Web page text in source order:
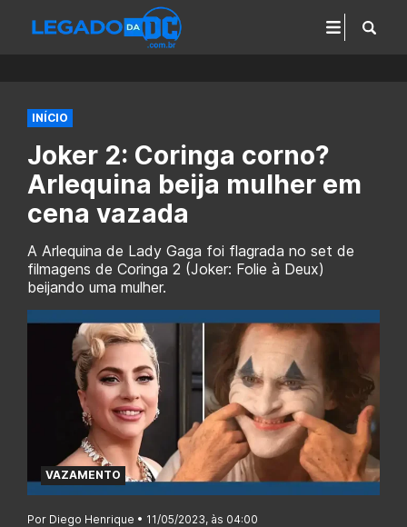
INÍCIO
Joker 2: Coringa corno?
Arlequina beija mulher em
cena vazada
A Arlequina de Lady Gaga foi flagrada no set de
filmagens de Coringa 2 (Joker: Folie à Deux)
beijando uma mulher.
VAZAMENTO
Por Diego Henrique • 11/05/2023, às 04:00